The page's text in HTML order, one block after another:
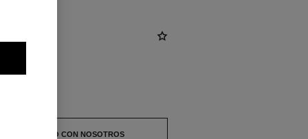
EN CONTACTO CON NOSOTROS